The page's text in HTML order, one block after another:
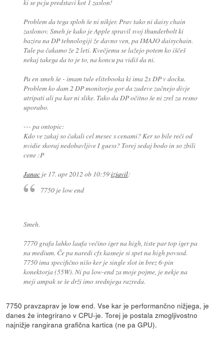
ki se pcju predstavi kot 1 zaslon!
Problem da tega sploh še ni nikjer. Prav tako ni daisy chain
zaslonov. Smeh je kako je Apple spravil svoj thunderbolt ki
bazira na DP tehnologiji že davno ven, pa IMAJO daisychain.
Tule pa čakamo že 2 leti. Kvečjemu se lažejo potem ko iščeš
nekaj takega da to je to, na koncu pa vidiš da ni.
Pa en smeh še - imam tule elitebooka ki ima 2x DP v docku.
Problem ko dam 2 DP monitorja gor da zadeve začnejo divje
utripati ali pa kar ni slike. Tako da DP očitno še ni zrel za resno
uporabo.
--- pa ontopic:
Kdo ve zakaj so čakali cel mesec s cenami? Ker so bile reči od
nvidie skoraj nedobavljive I guess? Torej sedaj bodo in so zbili
cene :P
Janacje 17. apr 2012 ob 10:59izjavil:
7750 je low end
Smeh.
7770 grafa lahko laufa večino iger na high, tiste par top iger pa
na medium. Če pa naredi cfx kasneje si spet na high povsod.
7750 ima specifično nišo ker je single slot in brez 6-pin
konektorja (55W). Ni pa low-end za moje pojme, je nekje na
meji ampak se še drži imo srednjega razreda.
7750 pravzaprav je low end. Vse kar je performančno nižjega, je
danes že integrirano v CPU-je. Torej je postala zmogljivostno
najnižje rangirana grafična kartica (ne pa GPU).